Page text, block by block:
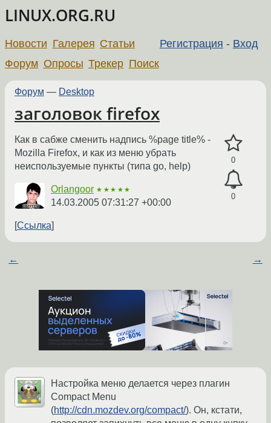
LINUX.ORG.RU
Регистрация - Вход
Новости Галерея Статьи
Форум Опросы Трекер Поиск
Форум — Desktop
заголовок firefox
0
0
Как в сабже сменить надпись %page title% -
Mozilla Firefox, и как из меню убрать
неиспользуемые пункты (типа go, help)
Orlangoor ★★★★★
14.03.2005 07:31:27 +00:00
Ссылка
← →
Настройка меню делается через плагин
Compact Menu
(http://cdn.mozdev.org/compact/). Он, кстати,